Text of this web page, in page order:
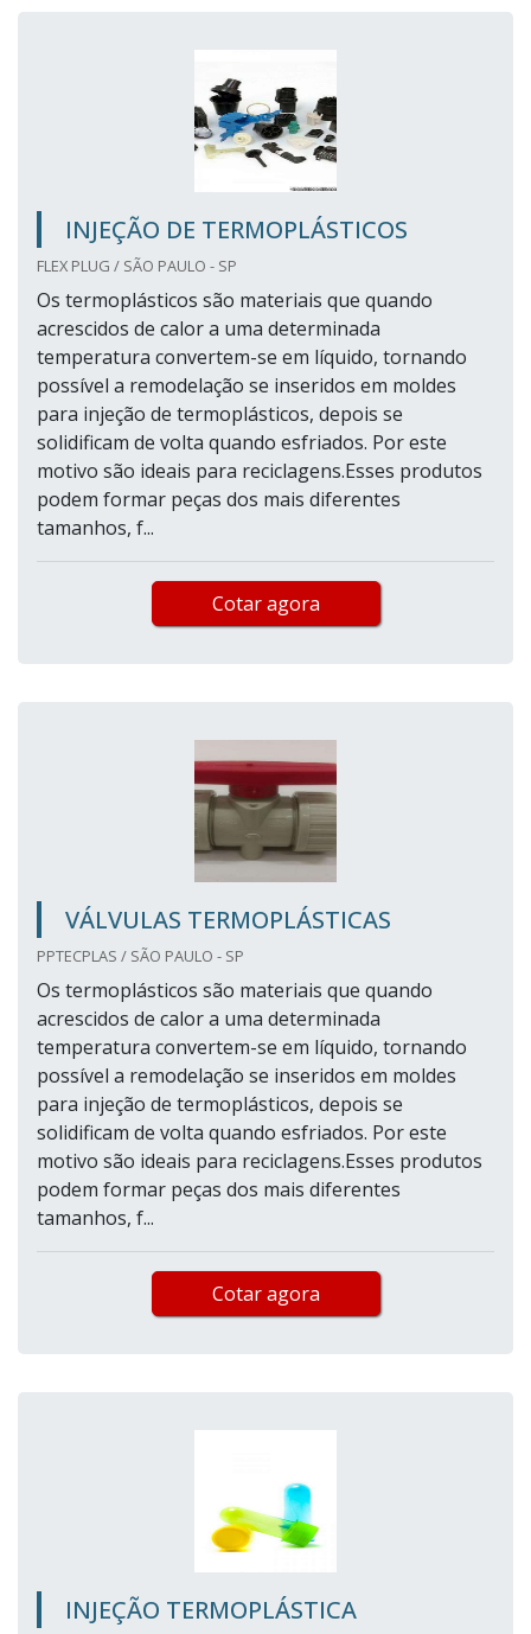
INJEÇÃO DE TERMOPLÁSTICOS
FLEX PLUG / SÃO PAULO - SP
Os termoplásticos são materiais que quando
acrescidos de calor a uma determinada
temperatura convertem-se em líquido, tornando
possível a remodelação se inseridos em moldes
para injeção de termoplásticos, depois se
solidificam de volta quando esfriados. Por este
motivo são ideais para reciclagens.Esses produtos
podem formar peças dos mais diferentes
tamanhos, f...
Cotar agora
VÁLVULAS TERMOPLÁSTICAS
PPTECPLAS / SÃO PAULO - SP
Os termoplásticos são materiais que quando
acrescidos de calor a uma determinada
temperatura convertem-se em líquido, tornando
possível a remodelação se inseridos em moldes
para injeção de termoplásticos, depois se
solidificam de volta quando esfriados. Por este
motivo são ideais para reciclagens.Esses produtos
podem formar peças dos mais diferentes
tamanhos, f...
Cotar agora
INJEÇÃO TERMOPLÁSTICA